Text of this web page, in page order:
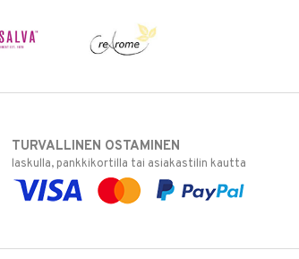
TURVALLINEN OSTAMINEN
laskulla, pankkikortilla tai asiakastilin kautta